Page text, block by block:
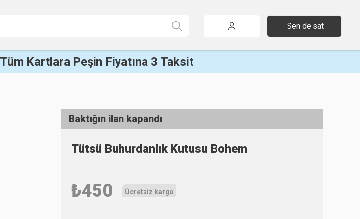
Sen de sat
Tüm Kartlara Peşin Fiyatına 3 Taksit
Baktığın ilan kapandı
Tütsü Buhurdanlık Kutusu Bohem
₺450 Ücretsiz kargo